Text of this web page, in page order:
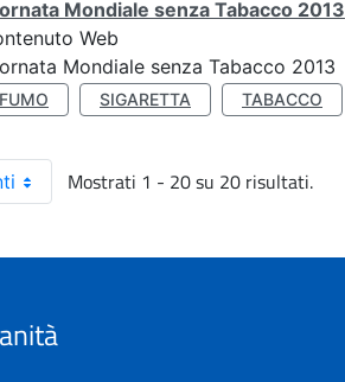
Mondiale senza Tabacco 2013
Web
Mondiale senza Tabacco 2013
FUMO SIGARETTA TABACCO
Mostrati 1 - 20 su 20 risultati.